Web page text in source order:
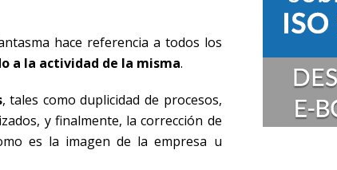
hace referencia a todos los
a la actividad de la misma.
, tales como duplicidad de procesos,
y finalmente, la corrección de
es la imagen de la empresa u